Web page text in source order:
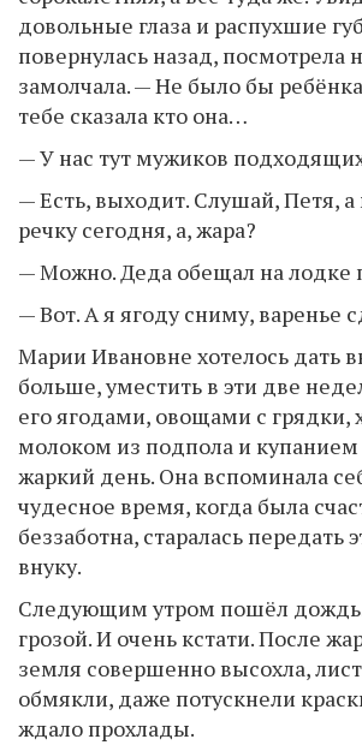
довольные глаза и распухшие
повернулась назад, посмотрела
замолчала. — Не было бы
тебе сказала кто она…
— У нас тут мужиков
— Есть, выходит. Слушай, Петя,
речку сегодня, а, жара?
— Можно. Деда обещал на лодке
— Вот. А я ягоду сниму, варенье
Марии Ивановне хотелось дать
больше, уместить в эти две
его ягодами, овощами с
молоком из подпола и купанием
жаркий день. Она вспоминала
чудесное время, когда была
беззаботна, старалась передать
внуку.
Следующим утром пошёл
грозой. И очень кстати. После
земля совершенно высохла,
обмякли, даже потускнели
ждало прохлады.